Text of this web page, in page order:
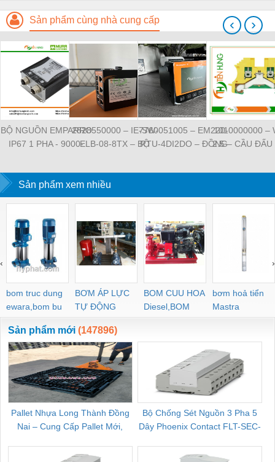
Sản phẩm cùng nhà cung cấp
BỘ NGUỒN EMPARRO
IP67 1 PHA - 9000-
EMPARRO IP67
POWER SUPPLY 1-
PHASE
2828550000 – IE-SW-
ELB-08-8TX – BỘ
RJ45 – WEIDMULLER
7760051005 – EM220-
RTU-4DI2DO – ĐỒNG
ĐO ĐIỆN ÁP –
1010000000 –
2.5 – CẦU ĐẤU
‹ ›
Sản phẩm xem nhiều
bom truc dung
ewara,bom bu
ewara
BƠM ÁP LỰC
TỰ ĐỘNG
BOM CUU HOA
Diesel,BOM
CHUA CHAY
bơm hoả tiển
Mastra
‹ ›
Sản phẩm mới (147896)
Pallet Nhựa Long Thành Đồng
Nai – Cung Cấp Pallet Mới,
Bộ Chống Sét Nguồn 3 Pha 5
Dây Phoenix Contact FLT-SEC-